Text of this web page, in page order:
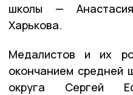
школы —
Харькова.
Медалистов и их
окончанием средней
округа Сергей